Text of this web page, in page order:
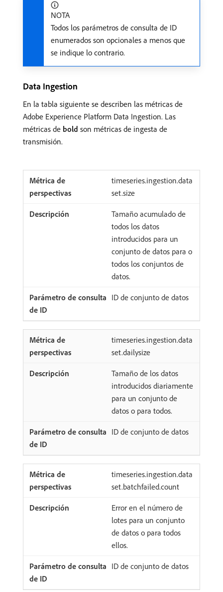
NOTA
Todos los parámetros de consulta de ID
enumerados son opcionales a menos que
se indique lo contrario.
Data Ingestion
En la tabla siguiente se describen las métricas de
Adobe Experience Platform Data Ingestion. Las
métricas de bold son métricas de ingesta de
transmisión.
timeseries.ingestion.data
set.size
Tamaño acumulado de
todos los datos
introducidos para un
conjunto de datos para o
todos los conjuntos de
datos.
ID de conjunto de datos
timeseries.ingestion.data
set.dailysize
Tamaño de los datos
introducidos diariamente
para un conjunto de
datos o para todos.
ID de conjunto de datos
timeseries.ingestion.data
set.batchfailed.count
Error en el número de
lotes para un conjunto
de datos o para todos
ellos.
ID de conjunto de datos